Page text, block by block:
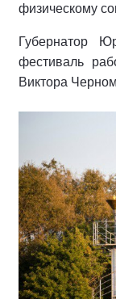
физическому
Губернатор
фестиваль
Виктора